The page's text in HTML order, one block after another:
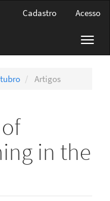
Cadastro Acesso
Artigos
in the